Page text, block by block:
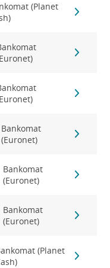
(Planet
Bankomat
(Euronet)
Bankomat
(Euronet)
Bankomat
(Euronet)
(Planet